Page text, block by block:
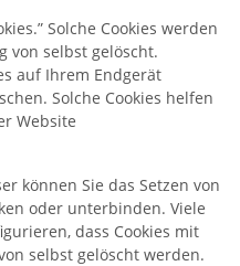
Solche Cookies werden
von selbst gelöscht.
auf Ihrem Endgerät
Solche Cookies helfen
Website
können Sie das Setzen von
oder unterbinden. Viele
dass Cookies mit
selbst gelöscht werden.